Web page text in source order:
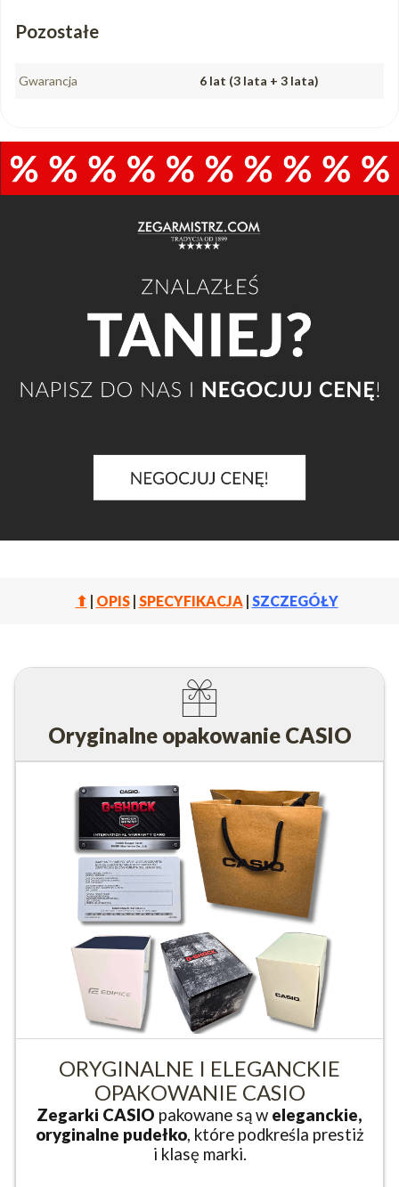
Pozostałe
Gwarancja 6 lat (3 lata + 3 lata)
⬆ OPIS| SPECYFIKACJA| SZCZEGÓŁY
Oryginalne opakowanie CASIO
ORYGINALNE I ELEGANCKIE
OPAKOWANIE CASIO
Zegarki CASIO pakowane są w eleganckie,
oryginalne pudełko, które podkreśla prestiż
i klasę marki.